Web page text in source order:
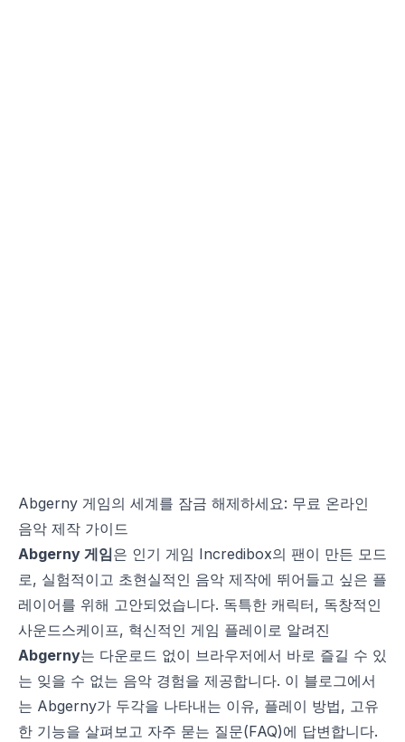
Abgerny 게임의 세계를 잠금 해제하세요: 무료 온라인
음악 제작 가이드
Abgerny 게임은 인기 게임 Incredibox의 팬이 만든 모드
로, 실험적이고 초현실적인 음악 제작에 뛰어들고 싶은 플
레이어를 위해 고안되었습니다. 독특한 캐릭터, 독창적인
사운드스케이프, 혁신적인 게임 플레이로 알려진
Abgerny는 다운로드 없이 브라우저에서 바로 즐길 수 있
는 잊을 수 없는 음악 경험을 제공합니다. 이 블로그에서
는 Abgerny가 두각을 나타내는 이유, 플레이 방법, 고유
한 기능을 살펴보고 자주 묻는 질문(FAQ)에 답변합니다.